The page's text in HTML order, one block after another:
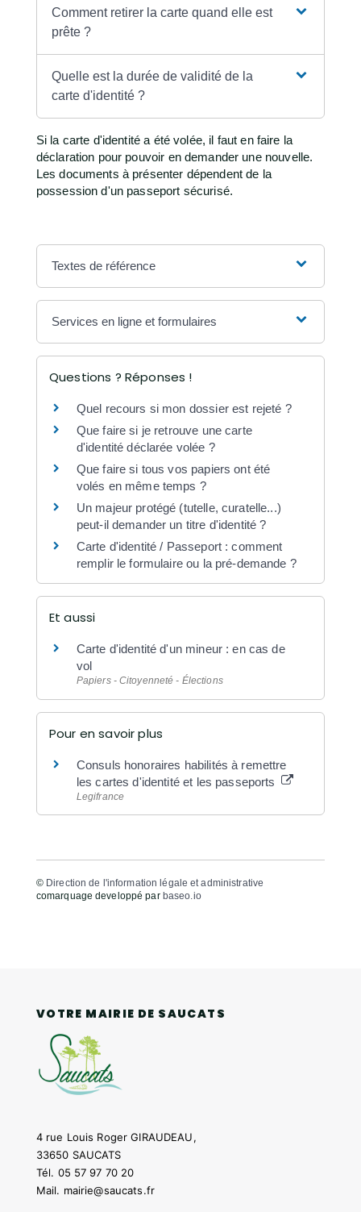
Comment retirer la carte quand elle est
prête ?
Quelle est la durée de validité de la
carte d'identité ?
Si la carte d'identité a été volée, il faut en faire la
déclaration pour pouvoir en demander une nouvelle.
Les documents à présenter dépendent de la
possession d'un passeport sécurisé.
Textes de référence
Services en ligne et formulaires
Questions ? Réponses !
Quel recours si mon dossier est rejeté ?
Que faire si je retrouve une carte
d'identité déclarée volée ?
Que faire si tous vos papiers ont été
volés en même temps ?
Un majeur protégé (tutelle, curatelle...)
peut-il demander un titre d'identité ?
Carte d'identité / Passeport : comment
remplir le formulaire ou la pré-demande ?
Et aussi
Carte d'identité d'un mineur : en cas de
vol
Papiers - Citoyenneté - Élections
Pour en savoir plus
Consuls honoraires habilités à remettre
les cartes d'identité et les passeports
Legifrance
© Direction de l'information légale et administrative
comarquage developpé par baseo.io
VOTRE MAIRIE DE SAUCATS
4 rue Louis Roger GIRAUDEAU,
33650 SAUCATS
Tél. 05 57 97 70 20
Mail. mairie@saucats.fr